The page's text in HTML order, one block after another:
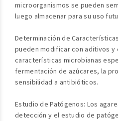
microorganismos se pueden
luego almacenar para su uso
Determinación de
pueden modificar con aditivos y
características microbianas
fermentación de azúcares, la
sensibilidad a antibióticos.
Estudio de Patógenos: Los
detección y el estudio de